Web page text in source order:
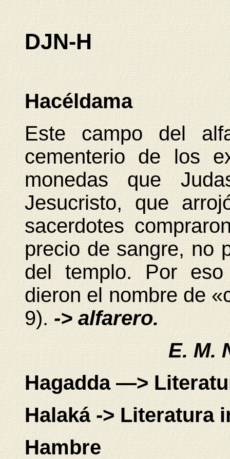
DJN-H
Hacéldama
Este campo del
cementerio de los
monedas que
Jesucristo, que
sacerdotes
precio de sangre, no
del templo. Por
dieron el nombre de
9). -> alfarero.
E. M.
Hagadda —>
Halaká-> Literatura
Hambre